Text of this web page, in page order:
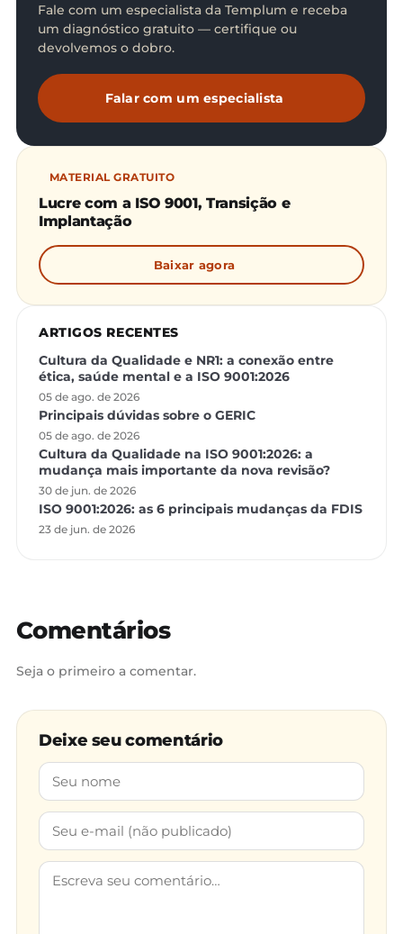
Fale com um especialista da Templum e receba
um diagnóstico gratuito — certifique ou
devolvemos o dobro.
Falar com um especialista
MATERIAL GRATUITO
Lucre com a ISO 9001, Transição e
Implantação
Baixar agora
ARTIGOS RECENTES
Cultura da Qualidade e NR1: a conexão entre
ética, saúde mental e a ISO 9001:2026
05 de ago. de 2026
Principais dúvidas sobre o GERIC
05 de ago. de 2026
Cultura da Qualidade na ISO 9001:2026: a
mudança mais importante da nova revisão?
30 de jun. de 2026
ISO 9001:2026: as 6 principais mudanças da FDIS
23 de jun. de 2026
Comentários
Seja o primeiro a comentar.
Deixe seu comentário